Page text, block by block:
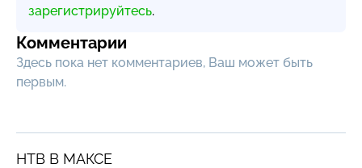
зарегистрируйтесь.
Комментарии
Здесь пока нет комментариев, Ваш может быть
первым.
НТВ В МАКСЕ